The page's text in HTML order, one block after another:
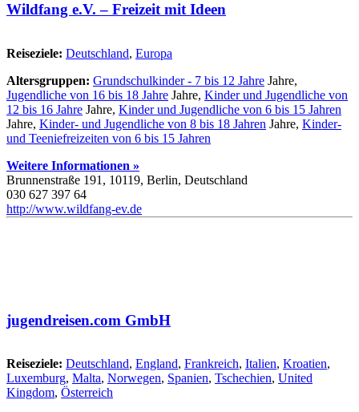
Wildfang e.V. – Freizeit mit Ideen
Reiseziele: Deutschland, Europa
Altersgruppen: Grundschulkinder - 7 bis 12 Jahre Jahre,
Jugendliche von 16 bis 18 Jahre Jahre, Kinder und Jugendliche von
12 bis 16 Jahre Jahre, Kinder und Jugendliche von 6 bis 15 Jahren
Jahre, Kinder- und Jugendliche von 8 bis 18 Jahren Jahre, Kinder-
und Teeniefreizeiten von 6 bis 15 Jahren
Weitere Informationen »
Brunnenstraße 191, 10119, Berlin, Deutschland
030 627 397 64
http://www.wildfang-ev.de
jugendreisen.com GmbH
Reiseziele: Deutschland, England, Frankreich, Italien, Kroatien,
Luxemburg, Malta, Norwegen, Spanien, Tschechien, United
Kingdom, Österreich